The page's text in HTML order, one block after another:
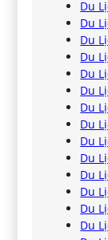
Du
Du
Du
Du
Du
Du
Du
Du
Du
Du
Du
Du
Du
Du